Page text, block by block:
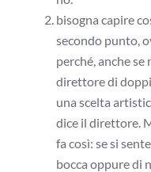
bisogna capire
secondo punto,
perché, anche se
direttore di
una scelta
dice il direttore.
fa così: se si
bocca oppure di